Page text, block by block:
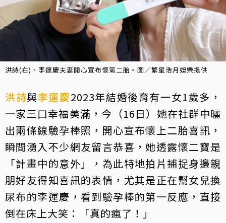
洪詩(右)、李運慶夫妻開心宣布懷第二胎。圖／繁星浩月娛樂提供
洪詩與李運慶2023年結婚後育有一女1歲多，
一家三口幸福美滿，今（16日）她在社群中曬
出兩條線驗孕棒照，開心宣布懷上二胎喜訊，
瞬間湧入不少網友留言恭喜，她透露懷二寶是
「計畫中的意外」，為此特地拍片捕捉身邊親
朋好友得知喜訊的表情，尤其是正在幫女兒換
尿布的李運慶，看到驗孕棒的第一反應，直接
倒在床上大笑：「真的瘋了！」